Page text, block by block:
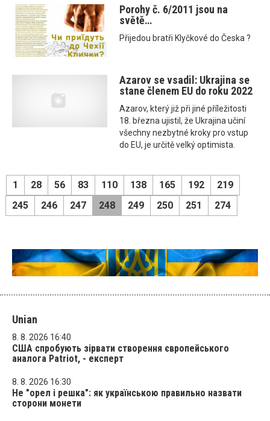
Porohy č. 6/2011 jsou na
světě…
Přijedou bratři Klyčkové do Česka ?
Azarov se vsadil: Ukrajina se
stane členem EU do roku 2022
Azarov, který již při jiné příležitosti
18. března ujistil, že Ukrajina učiní
všechny nezbytné kroky pro vstup
do EU, je určitě velký optimista.
1 28 56 83 110 138 165 192
219
245
246 247 248 249 250 251 274
Unian
8. 8. 2026 16:40
США спробують зірвати створення європейського
аналога Patriot, - експерт
8. 8. 2026 16:30
Не "орел і решка": як українською правильно назвати
сторони монети